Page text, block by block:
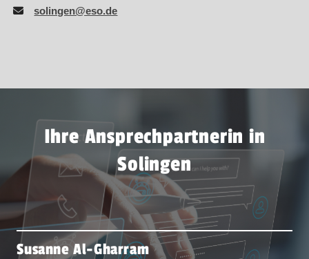
solingen@eso.de
Ihre Ansprechpartnerin in
Solingen
Susanne Al-Gharram